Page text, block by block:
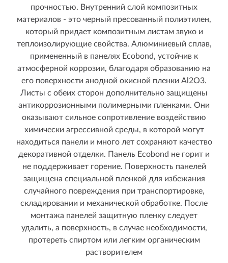
прочностью. Внутренний слой композитных
материалов - это черный пресованный полиэтилен,
который придает композитным листам звуко и
теплоизолирующие свойства. Алюминиевый сплав,
примененный в панелях Ecobond, устойчив к
атмосферной коррозии, благодаря образованию на
его поверхности анодной окисной пленки Al2O3.
Листы с обеих сторон дополнительно защищены
антикоррозионными полимерными пленками. Они
оказывают сильное сопротивление воздействию
химически агрессивной среды, в которой могут
находиться панели и много лет сохраняют качество
декоративной отделки. Панель Ecobond не горит и
не поддерживает горение. Поверхность панелей
защищена специальной пленкой для избежания
случайного повреждения при транспортировке,
складировании и механической обработке. После
монтажа панелей защитную пленку следует
удалить, а поверхность, в случае необходимости,
протереть спиртом или легким органическим
растворителем